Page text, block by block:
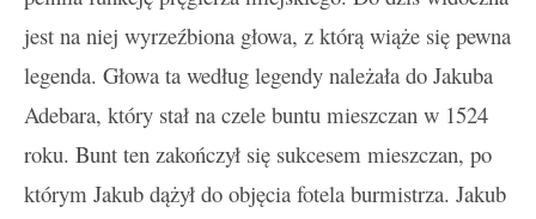
jest na niej wyrzeźbiona głowa, z którą wiąże się pewna
legenda. Głowa ta według legendy należała do Jakuba
Adebara, który stał na czele buntu mieszczan w 1524
roku. Bunt ten zakończył się sukcesem mieszczan, po
którym Jakub dążył do objęcia fotela burmistrza. Jakub